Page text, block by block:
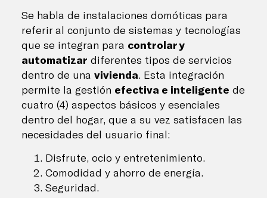
Se habla de instalaciones domóticas para
referir al conjunto de sistemas y tecnologías
que se integran para controlar y
automatizar diferentes tipos de servicios
dentro de una vivienda. Esta integración
permite la gestión efectiva e inteligente de
cuatro (4) aspectos básicos y esenciales
dentro del hogar, que a su vez satisfacen las
necesidades del usuario final:
Disfrute, ocio y entretenimiento.
Comodidad y ahorro de energía.
Seguridad.